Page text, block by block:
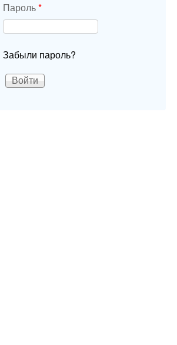
Пароль*
Забыли пароль?